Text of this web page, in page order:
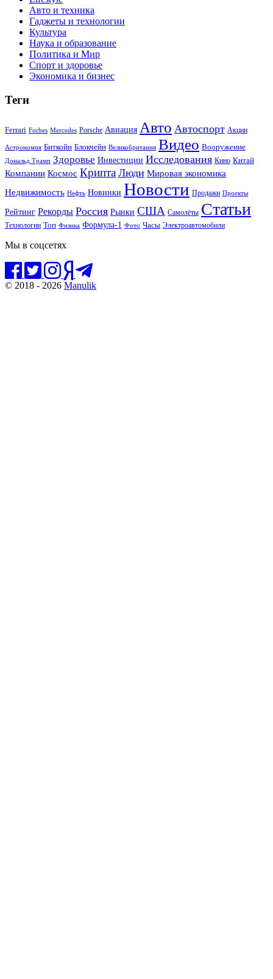
Авто и техника
Гаджеты и технологии
Культура
Наука и образование
Политика и Мир
Спорт и здоровье
Экономика и бизнес
Теги
Ferrari Forbes Mercedes Porsche Авиация Авто Автоспорт Акции
Астрономия Биткойн Блокчейн Великобритания Видео Вооружение
Дональд Трамп Здоровье Инвестиции Исследования Кино Китай
Компании Космос Крипта Люди Мировая экономика
Недвижимость Нефть Новинки Новости Продажи Проекты
Рейтинг Рекорды Россия Рынки США Самолёты Статьи
Технологии Топ Физика Формула-1 Фото Часы Электроавтомобили
Мы в соцсетях
© 2018 - 2026 Manulik